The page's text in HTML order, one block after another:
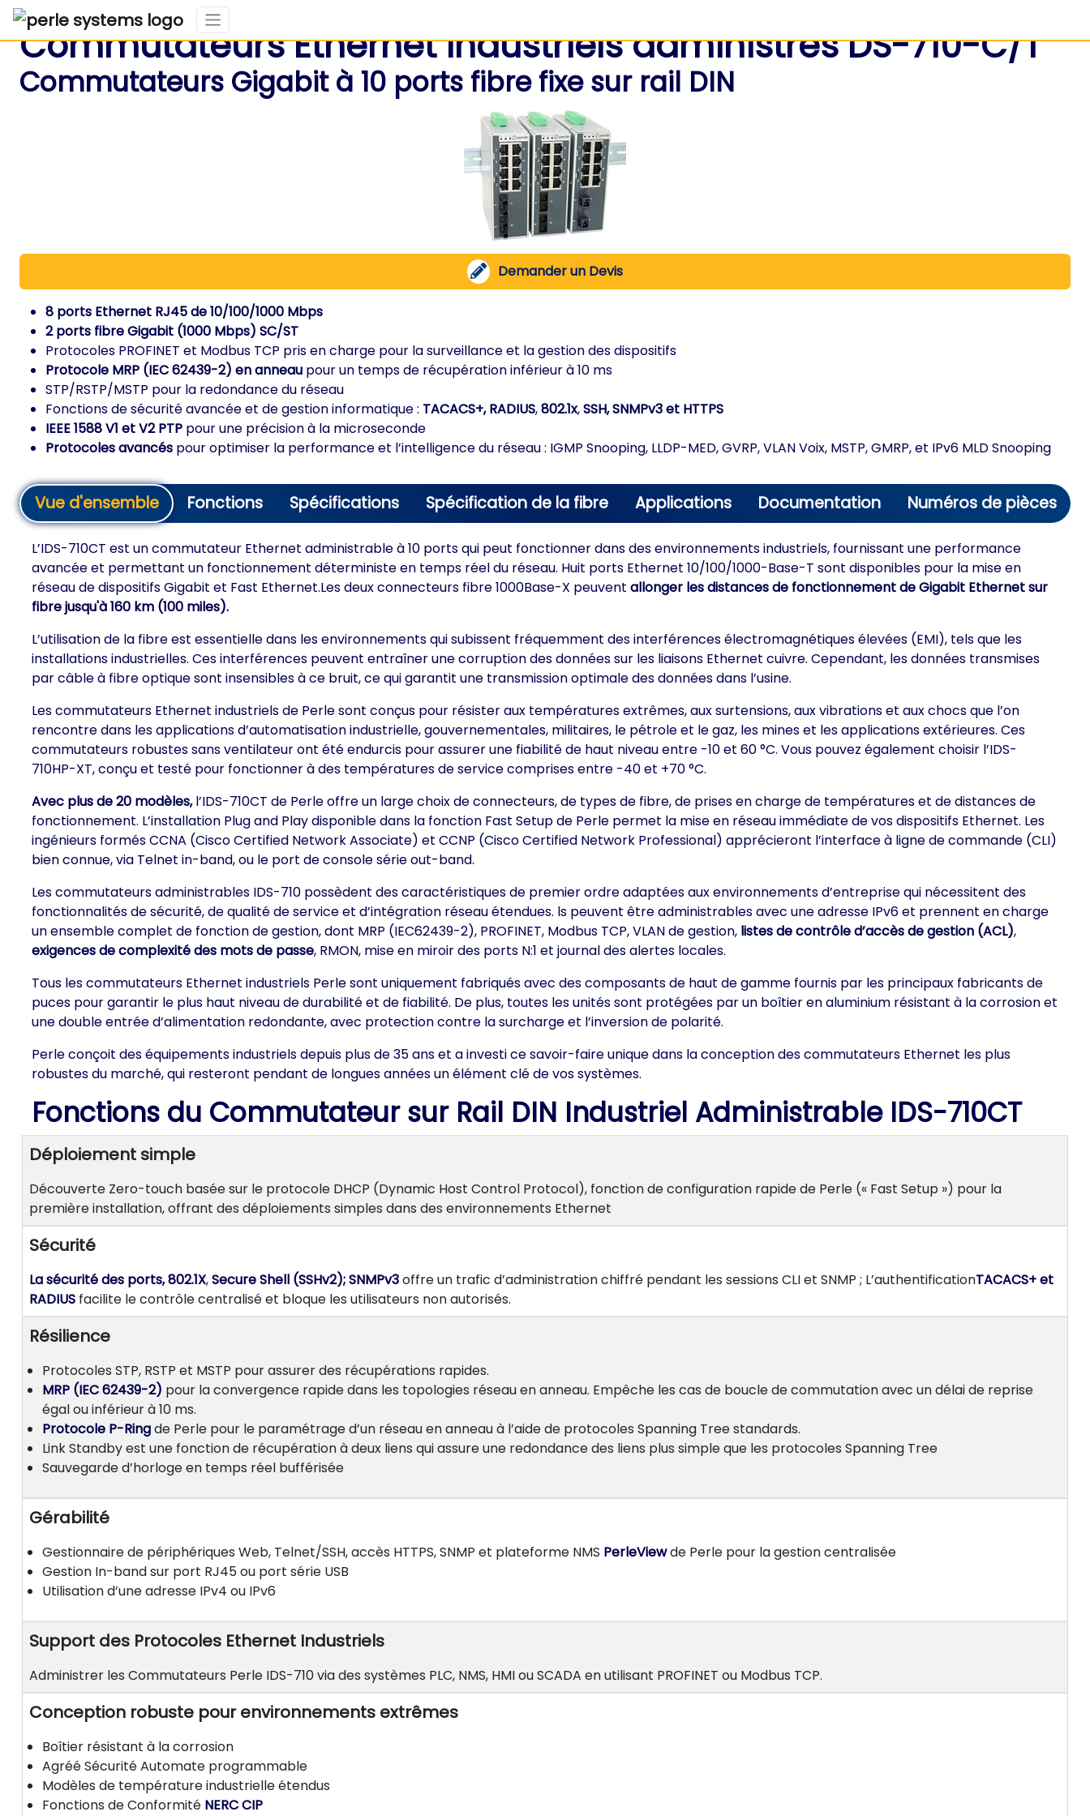
Commutateurs Ethernet industriels administrés DS-710-C/T
Commutateurs Gigabit à 10 ports fibre fixe sur rail DIN
Demander un Devis
8 ports Ethernet RJ45 de 10/100/1000 Mbps
2 ports fibre Gigabit (1000 Mbps) SC/ST
Protocoles PROFINET et Modbus TCP pris en charge pour la surveillance et la gestion des dispositifs
Protocole MRP (IEC 62439-2) en anneau pour un temps de récupération inférieur à 10 ms
STP/RSTP/MSTP pour la redondance du réseau
Fonctions de sécurité avancée et de gestion informatique : TACACS+, RADIUS,802.1x,SSH, SNMPv3 et HTTPS
IEEE 1588 V1 et V2 PTP pour une précision à la microseconde
Protocoles avancés pour optimiser la performance et l’intelligence du réseau : IGMP Snooping, LLDP-MED, GVRP, VLAN Voix, MSTP, GMRP, et IPv6 MLD Snooping
Vue d'ensemble Fonctions Spécifications Spécification de la fibre Applications Documentation Numéros de pièces
L’IDS-710CT est un commutateur Ethernet administrable à 10 ports qui peut fonctionner dans des environnements industriels, fournissant une performance
avancée et permettant un fonctionnement déterministe en temps réel du réseau. Huit ports Ethernet 10/100/1000-Base-T sont disponibles pour la mise en
réseau de dispositifs Gigabit et Fast Ethernet.Les deux connecteurs fibre 1000Base-X peuvent allonger les distances de fonctionnement de Gigabit Ethernet sur
fibre jusqu'à 160 km (100 miles).
L’utilisation de la fibre est essentielle dans les environnements qui subissent fréquemment des interférences électromagnétiques élevées (EMI), tels que les
installations industrielles. Ces interférences peuvent entraîner une corruption des données sur les liaisons Ethernet cuivre. Cependant, les données transmises
par câble à fibre optique sont insensibles à ce bruit, ce qui garantit une transmission optimale des données dans l’usine.
Les commutateurs Ethernet industriels de Perle sont conçus pour résister aux températures extrêmes, aux surtensions, aux vibrations et aux chocs que l’on
rencontre dans les applications d’automatisation industrielle, gouvernementales, militaires, le pétrole et le gaz, les mines et les applications extérieures. Ces
commutateurs robustes sans ventilateur ont été endurcis pour assurer une fiabilité de haut niveau entre -10 et 60 °C. Vous pouvez également choisir l’IDS-
710HP-XT, conçu et testé pour fonctionner à des températures de service comprises entre -40 et +70 °C.
Avec plus de 20 modèles,l’IDS-710CT de Perle offre un large choix de connecteurs, de types de fibre, de prises en charge de températures et de distances de
fonctionnement. L’installation Plug and Play disponible dans la fonction Fast Setup de Perle permet la mise en réseau immédiate de vos dispositifs Ethernet. Les
ingénieurs formés CCNA (Cisco Certified Network Associate) et CCNP (Cisco Certified Network Professional) apprécieront l’interface à ligne de commande (CLI)
bien connue, via Telnet in-band, ou le port de console série out-band.
Les commutateurs administrables IDS-710 possèdent des caractéristiques de premier ordre adaptées aux environnements d’entreprise qui nécessitent des
fonctionnalités de sécurité, de qualité de service et d’intégration réseau étendues. ls peuvent être administrables avec une adresse IPv6 et prennent en charge
un ensemble complet de fonction de gestion, dont MRP (IEC62439-2), PROFINET, Modbus TCP, VLAN de gestion, listes de contrôle d’accès de gestion (ACL),
exigences de complexité des mots de passe, RMON, mise en miroir des ports N:1 et journal des alertes locales.
Tous les commutateurs Ethernet industriels Perle sont uniquement fabriqués avec des composants de haut de gamme fournis par les principaux fabricants de
puces pour garantir le plus haut niveau de durabilité et de fiabilité. De plus, toutes les unités sont protégées par un boîtier en aluminium résistant à la corrosion et
une double entrée d’alimentation redondante, avec protection contre la surcharge et l’inversion de polarité.
Perle conçoit des équipements industriels depuis plus de 35 ans et a investi ce savoir-faire unique dans la conception des commutateurs Ethernet les plus
robustes du marché, qui resteront pendant de longues années un élément clé de vos systèmes.
Fonctions du Commutateur sur Rail DIN Industriel Administrable IDS-710CT
Déploiement simple
Découverte Zero-touch basée sur le protocole DHCP (Dynamic Host Control Protocol), fonction de configuration rapide de Perle (« Fast Setup ») pour la
première installation, offrant des déploiements simples dans des environnements Ethernet
Sécurité
La sécurité des ports, 802.1X,Secure Shell (SSHv2); SNMPv3offre un trafic d’administration chiffré pendant les sessions CLI et SNMP ; L’authentificationTACACS+ et
RADIUS facilite le contrôle centralisé et bloque les utilisateurs non autorisés.
Résilience
Protocoles STP, RSTP et MSTP pour assurer des récupérations rapides.
MRP (IEC 62439-2) pour la convergence rapide dans les topologies réseau en anneau. Empêche les cas de boucle de commutation avec un délai de reprise
égal ou inférieur à 10 ms.
Protocole P-Ringde Perle pour le paramétrage d’un réseau en anneau à l’aide de protocoles Spanning Tree standards.
Link Standby est une fonction de récupération à deux liens qui assure une redondance des liens plus simple que les protocoles Spanning Tree
Sauvegarde d’horloge en temps réel bufférisée
Gérabilité
Gestionnaire de périphériques Web, Telnet/SSH, accès HTTPS, SNMP et plateforme NMS PerleViewde Perle pour la gestion centralisée
Gestion In-band sur port RJ45 ou port série USB
Utilisation d’une adresse IPv4 ou IPv6
Support des Protocoles Ethernet Industriels
Administrer les Commutateurs Perle IDS-710 via des systèmes PLC, NMS, HMI ou SCADA en utilisant PROFINET ou Modbus TCP.
Conception robuste pour environnements extrêmes
Boîtier résistant à la corrosion
Agréé Sécurité Automate programmable
Modèles de température industrielle étendus
Fonctions de Conformité NERC CIP